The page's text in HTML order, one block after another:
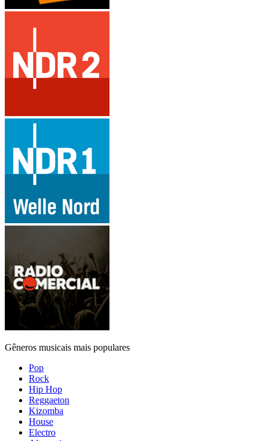
Gêneros musicais mais populares
Pop
Rock
Hip Hop
Reggaeton
Kizomba
House
Electro